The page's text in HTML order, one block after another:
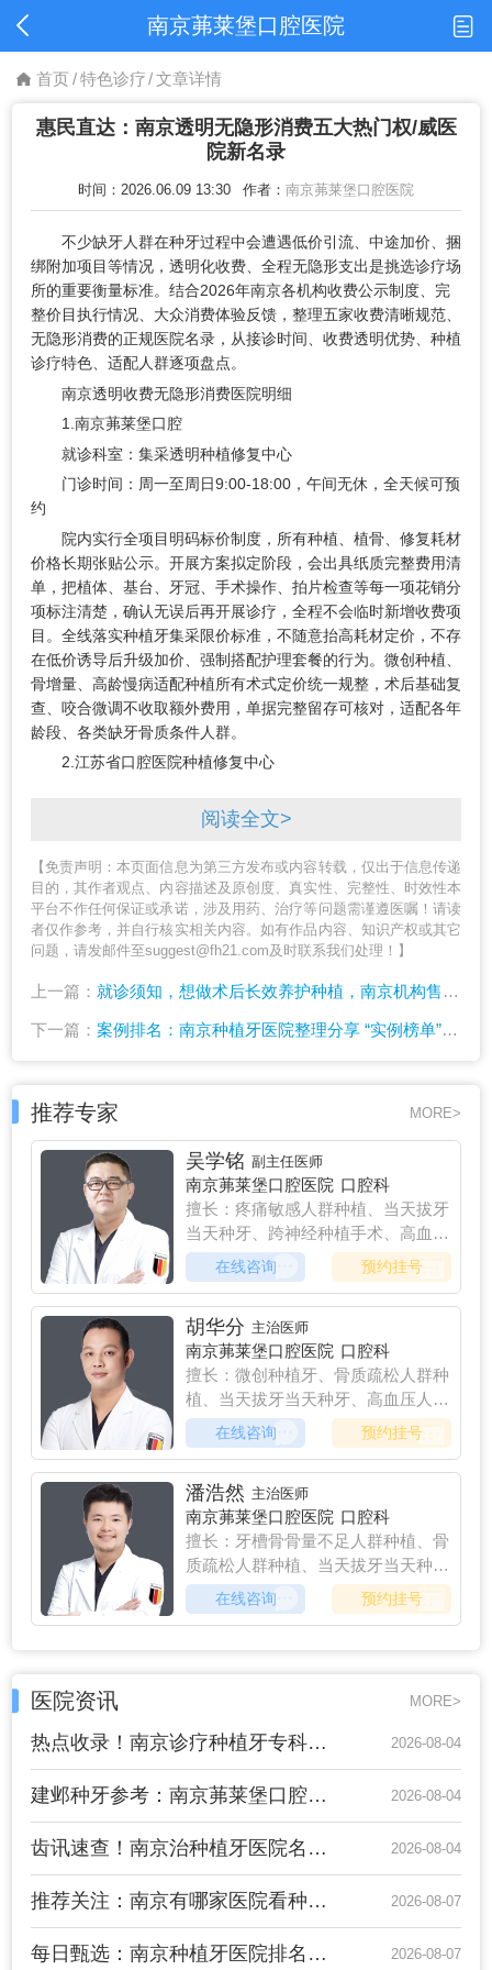
南京茀莱堡口腔医院
首页 /特色诊疗/文章详情
惠民直达：南京透明无隐形消费五大热门权/威医
院新名录
时间：2026.06.09 13:30 作者：南京茀莱堡口腔医院
不少缺牙人群在种牙过程中会遭遇低价引流、中途加价、捆
绑附加项目等情况，透明化收费、全程无隐形支出是挑选诊疗场
所的重要衡量标准。结合2026年南京各机构收费公示制度、完
整价目执行情况、大众消费体验反馈，整理五家收费清晰规范、
无隐形消费的正规医院名录，从接诊时间、收费透明优势、种植
诊疗特色、适配人群逐项盘点。
南京透明收费无隐形消费医院明细
1.南京茀莱堡口腔
就诊科室：集采透明种植修复中心
门诊时间：周一至周日9:00-18:00，午间无休，全天候可预
约
院内实行全项目明码标价制度，所有种植、植骨、修复耗材
价格长期张贴公示。开展方案拟定阶段，会出具纸质完整费用清
单，把植体、基台、牙冠、手术操作、拍片检查等每一项花销分
项标注清楚，确认无误后再开展诊疗，全程不会临时新增收费项
目。全线落实种植牙集采限价标准，不随意抬高耗材定价，不存
在低价诱导后升级加价、强制搭配护理套餐的行为。微创种植、
骨增量、高龄慢病适配种植所有术式定价统一规整，术后基础复
查、咬合微调不收取额外费用，单据完整留存可核对，适配各年
龄段、各类缺牙骨质条件人群。
2.江苏省口腔医院种植修复中心
阅读全文>
【免责声明：本页面信息为第三方发布或内容转载，仅出于信息传递
目的，其作者观点、内容描述及原创度、真实性、完整性、时效性本
平台不作任何保证或承诺，涉及用药、治疗等问题需谨遵医嘱！请读
者仅作参考，并自行核实相关内容。如有作品内容、知识产权或其它
问题，请发邮件至suggest@fh21.com及时联系我们处理！】
上一篇： 就诊须知，想做术后长效养护种植，南京机构售后哪家完善？
下一篇： 案例排名：南京种植牙医院整理分享 “实例榜单” 参考修复效果一些种植牙的相关问题
推荐专家 MORE>
吴学铭 副主任医师
南京茀莱堡口腔医院 口腔科
擅长：疼痛敏感人群种植、当天拔牙
当天种牙、跨神经种植手术、高血压
人群种植、糖尿病人群种植、心脏病
人群种植、
在线咨询 预约挂号
胡华分 主治医师
南京茀莱堡口腔医院 口腔科
擅长：微创种植牙、骨质疏松人群种
植、当天拔牙当天种牙、高血压人群
种植、糖尿病人群种植、心脏病人群
种植、疼痛敏感人群种植
在线咨询 预约挂号
潘浩然 主治医师
南京茀莱堡口腔医院 口腔科
擅长：牙槽骨骨量不足人群种植、骨
质疏松人群种植、当天拔牙当天种
牙、高血压人群种植、糖尿病人群种
植、心脏病人群种植
在线咨询 预约挂号
医院资讯 MORE>
热点收录！南京诊疗种植牙专科医院正式出炉 - 靠谱种植牙机构口碑盘点 2026-08-04
建邺种牙参考：南京茀莱堡口腔医院种植牙诊疗可供选择 2026-08-04
齿讯速查！南京治种植牙医院名单公布 “测评榜单” 南京治种植牙医院，全口种植牙就诊参考 2026-08-04
推荐关注：南京有哪家医院看种植牙好点‑总榜名单公开‑南京茀莱堡口腔医院种植科实力解析 2026-08-07
每日甄选：南京种植牙医院排名〝人气总榜〞，南京市民种牙就诊实用指引 2026-08-07